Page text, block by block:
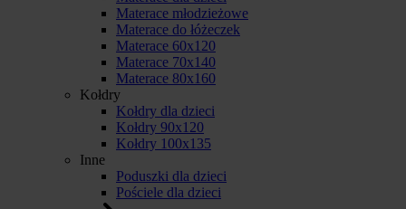
Materace młodzieżowe
Materace do łóżeczek
Materace 60x120
Materace 70x140
Materace 80x160
Kołdry
Kołdry dla dzieci
Kołdry 90x120
Kołdry 100x135
Inne
Poduszki dla dzieci
Pościele dla dzieci